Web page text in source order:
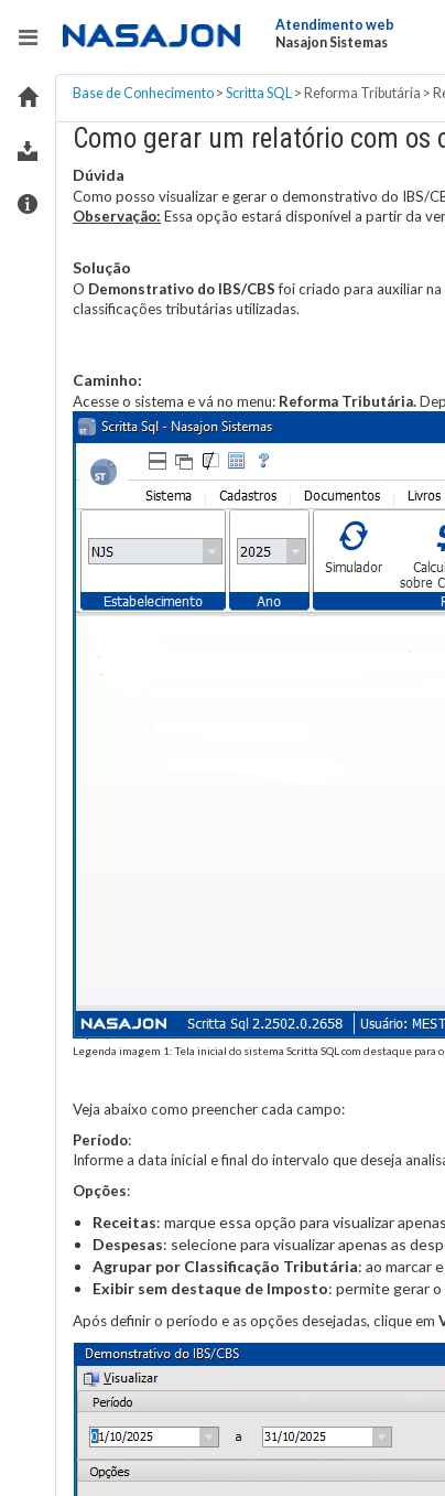
Atendimento web
Nasajon Sistemas
Base de Conhecimento > Scritta SQL > Reforma Tributária >
Como gerar um relatório com os
Dúvida
Como posso visualizar e gerar o demonstrativo do IBS/
Observação: Essa opção estará disponível a partir da
Solução
O Demonstrativo do IBS/CBSfoi criado para auxiliar na
classificações tributárias utilizadas.
Caminho:
Acesse o sistema e vá no menu: Reforma Tributária.
Legenda imagem 1: Tela inicial do sistema Scritta SQL com destaque
Veja abaixo como preencher cada campo:
Período:
Informe a data inicial e final do intervalo que deseja
Opções:
Receitas: marque essa opção para visualizar
Despesas: selecione para visualizar apenas as
Agrupar por Classificação Tributária: ao marcar
Exibir sem destaque de Imposto: permite gerar
Após definir o período e as opções desejadas, clique em